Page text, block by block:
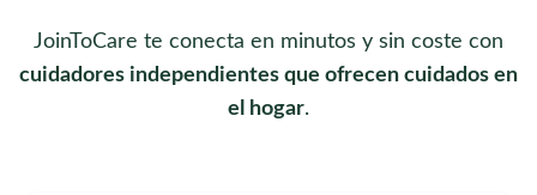
JoinToCare te conecta en minutos y sin coste con
cuidadores independientes que ofrecen cuidados en
el hogar.